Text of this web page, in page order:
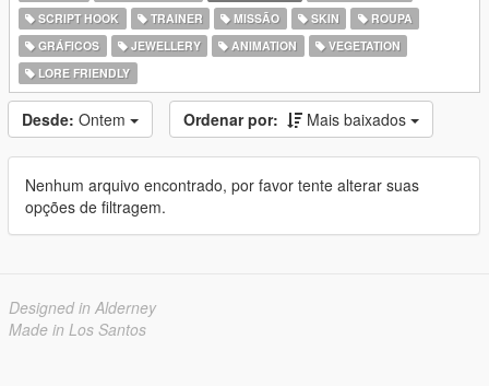
SCRIPT HOOK
TRAINER MISSÃO SKIN
ROUPA
GRÁFICOS
JEWELLERY ANIMATION
VEGETATION
LORE FRIENDLY
Desde: Ontem Ordenar por: Mais baixados
Nenhum arquivo encontrado, por favor tente alterar suas
opções de filtragem.
Designed in Alderney
Made in Los Santos